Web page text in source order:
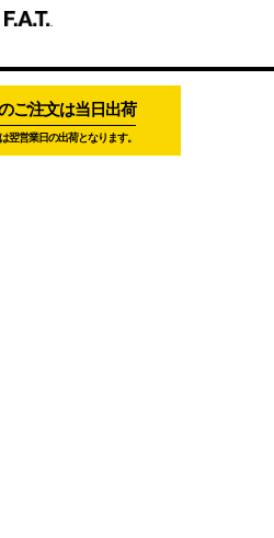
ご注文は当日出荷
翌営業日の出荷となります。